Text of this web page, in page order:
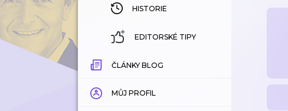
HISTORIE
EDITORSKÉ TIPY
ČLÁNKY BLOG
MŮJ PROFIL